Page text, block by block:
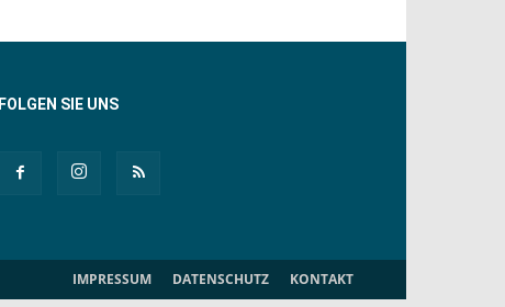
FOLGEN SIE UNS
IMPRESSUM DATENSCHUTZ KONTAKT